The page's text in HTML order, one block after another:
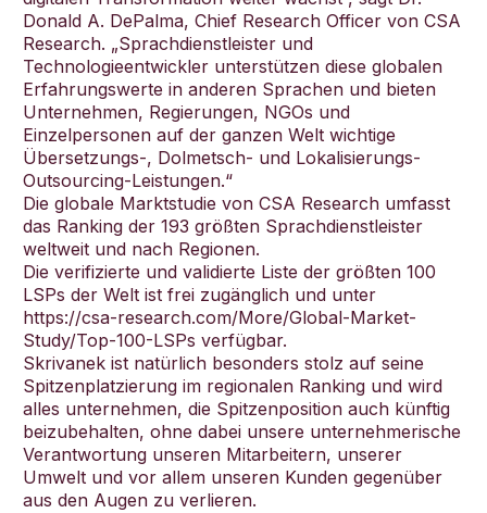
Donald A. DePalma, Chief Research Officer von CSA
Research. „Sprachdienstleister und
Technologieentwickler unterstützen diese globalen
Erfahrungswerte in anderen Sprachen und bieten
Unternehmen, Regierungen, NGOs und
Einzelpersonen auf der ganzen Welt wichtige
Übersetzungs-, Dolmetsch- und Lokalisierungs-
Outsourcing-Leistungen.“
Die globale Marktstudie von CSA Research umfasst
das Ranking der 193 größten Sprachdienstleister
weltweit und nach Regionen.
Die verifizierte und validierte Liste der größten 100
LSPs der Welt ist frei zugänglich und unter
https://csa-research.com/More/Global-Market-
Study/Top-100-LSPs verfügbar.
Skrivanek ist natürlich besonders stolz auf seine
Spitzenplatzierung im regionalen Ranking und wird
alles unternehmen, die Spitzenposition auch künftig
beizubehalten, ohne dabei unsere unternehmerische
Verantwortung unseren Mitarbeitern, unserer
Umwelt und vor allem unseren Kunden gegenüber
aus den Augen zu verlieren.